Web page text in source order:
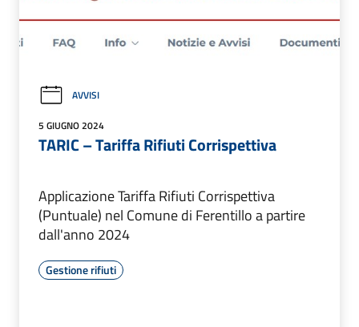
AVVISI
5 GIUGNO 2024
TARIC – Tariffa Rifiuti Corrispettiva
Applicazione Tariffa Rifiuti Corrispettiva
(Puntuale) nel Comune di Ferentillo a partire
dall'anno 2024
Gestione rifiuti